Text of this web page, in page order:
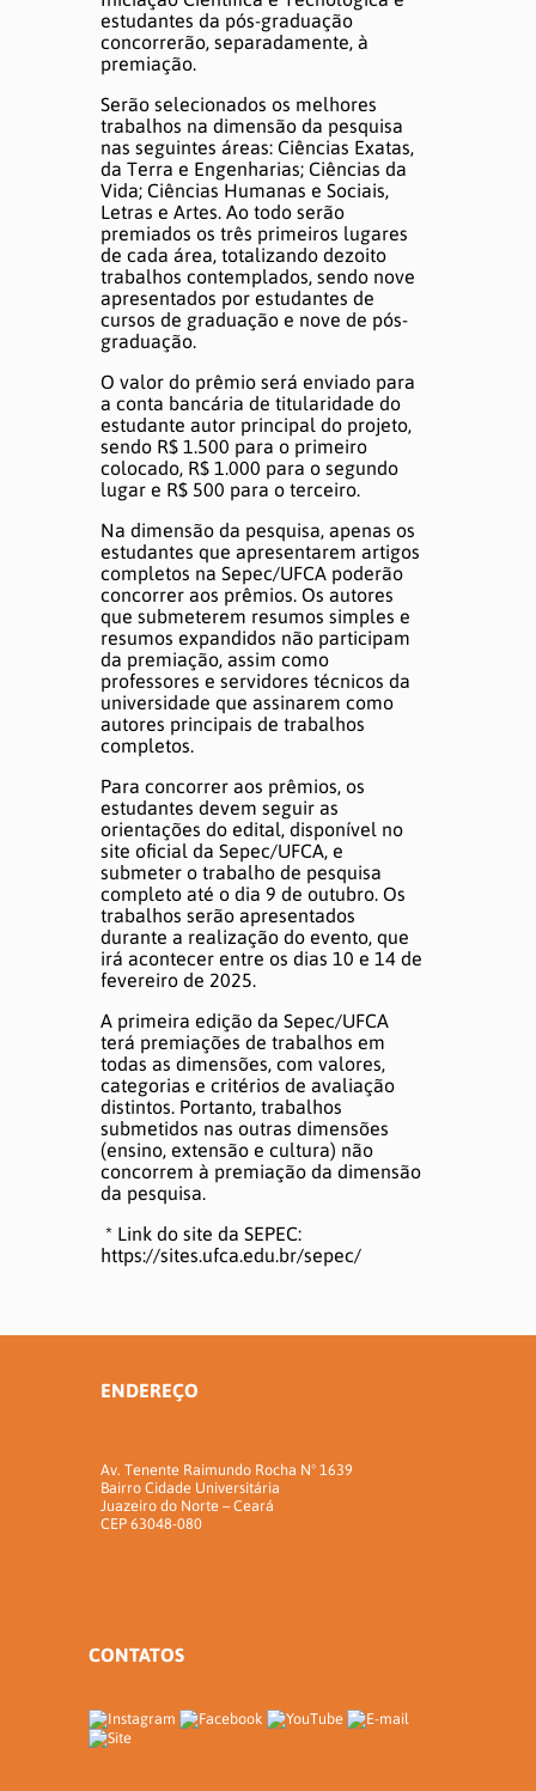
estudantes da pós-graduação
concorrerão, separadamente, à
premiação.
Serão selecionados os melhores
trabalhos na dimensão da pesquisa
nas seguintes áreas: Ciências Exatas,
da Terra e Engenharias; Ciências da
Vida; Ciências Humanas e Sociais,
Letras e Artes. Ao todo serão
premiados os três primeiros lugares
de cada área, totalizando dezoito
trabalhos contemplados, sendo nove
apresentados por estudantes de
cursos de graduação e nove de pós-
graduação.
O valor do prêmio será enviado para
a conta bancária de titularidade do
estudante autor principal do projeto,
sendo R$ 1.500 para o primeiro
colocado, R$ 1.000 para o segundo
lugar e R$ 500 para o terceiro.
Na dimensão da pesquisa, apenas os
estudantes que apresentarem artigos
completos na Sepec/UFCA poderão
concorrer aos prêmios. Os autores
que submeterem resumos simples e
resumos expandidos não participam
da premiação, assim como
professores e servidores técnicos da
universidade que assinarem como
autores principais de trabalhos
completos.
Para concorrer aos prêmios, os
estudantes devem seguir as
orientações do edital, disponível no
site oficial da Sepec/UFCA, e
submeter o trabalho de pesquisa
completo até o dia 9 de outubro. Os
trabalhos serão apresentados
durante a realização do evento, que
irá acontecer entre os dias 10 e 14 de
fevereiro de 2025.
A primeira edição da Sepec/UFCA
terá premiações de trabalhos em
todas as dimensões, com valores,
categorias e critérios de avaliação
distintos. Portanto, trabalhos
submetidos nas outras dimensões
(ensino, extensão e cultura) não
concorrem à premiação da dimensão
da pesquisa.
* Link do site da SEPEC:
https://sites.ufca.edu.br/sepec/
ENDEREÇO
Av. Tenente Raimundo Rocha Nº 1639
Bairro Cidade Universitária
Juazeiro do Norte – Ceará
CEP 63048-080
CONTATOS